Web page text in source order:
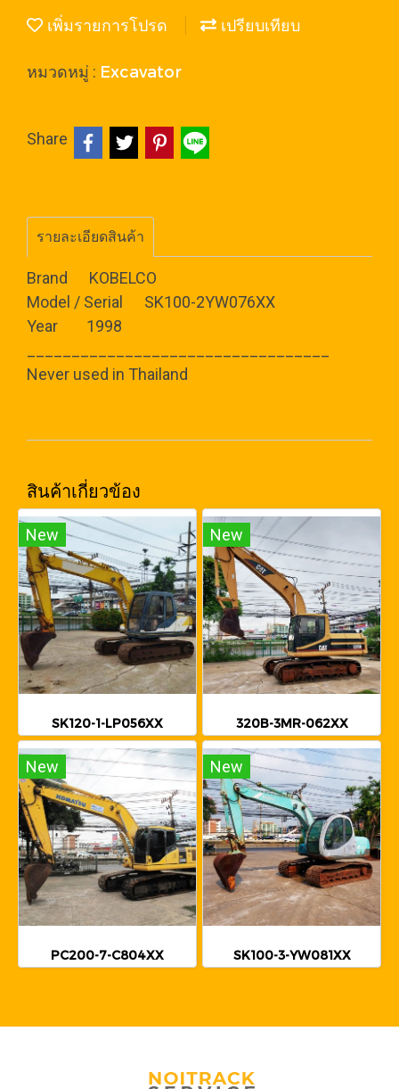
เพิ่มรายการโปรด เปรียบเทียบ
หมวดหมู่ : Excavator
Share
รายละเอียดสินค้า
Brand KOBELCO
Model / Serial SK100-2YW076XX
Year 1998
Never used in Thailand
สินค้าเกี่ยวข้อง
New
SK120-1-LP056XX
New
320B-3MR-062XX
New
PC200-7-C804XX
New
SK100-3-YW081XX